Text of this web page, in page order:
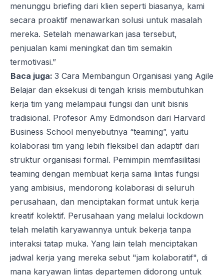
menunggu briefing dari klien seperti biasanya, kami
secara proaktif menawarkan solusi untuk masalah
mereka. Setelah menawarkan jasa tersebut,
penjualan kami meningkat dan tim semakin
termotivasi.”
Baca juga: 3 Cara Membangun Organisasi yang Agile
Belajar dan eksekusi di tengah krisis membutuhkan
kerja tim yang melampaui fungsi dan unit bisnis
tradisional. Profesor Amy Edmondson dari Harvard
Business School menyebutnya “teaming”, yaitu
kolaborasi tim yang lebih fleksibel dan adaptif dari
struktur organisasi formal. Pemimpin memfasilitasi
teaming dengan membuat kerja sama lintas fungsi
yang ambisius, mendorong kolaborasi di seluruh
perusahaan, dan menciptakan format untuk kerja
kreatif kolektif. Perusahaan yang melalui lockdown
telah melatih karyawannya untuk bekerja tanpa
interaksi tatap muka. Yang lain telah menciptakan
jadwal kerja yang mereka sebut "jam kolaboratif", di
mana karyawan lintas departemen didorong untuk